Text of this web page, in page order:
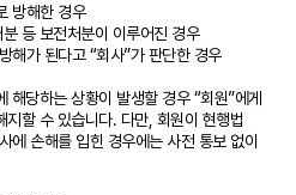
방해한 경우
등 보전처분이 이루어진 경우
해가 된다고 “회사”가 판단한 경우
해당하는 상황이 발생할 경우 “회원”에게
지할 수 있습니다. 다만, 회원이 현행법
에 손해를 입힌 경우에는 사전 통보 없이